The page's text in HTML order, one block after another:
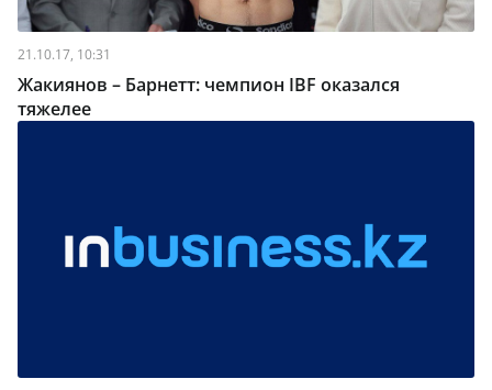
21.10.17, 10:31
Жакиянов – Барнетт: чемпион IBF оказался
тяжелее